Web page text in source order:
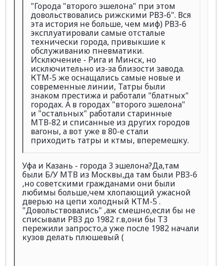
"Города "второго эшелона" при этом
довольствовались рижскими РВЗ-6". Вся
эта история не больше, чем миф) РВЗ-6
эксплуатировали самые отсталые
технически города, привыкшие к
обслуживанию пневматики.
Исключение - Рига и Минск, но
исключительно из-за близости завода.
КТМ-5 же оснащались самые новые и
современные линии, Татры были
знаком престижа и работали "блатных"
городах. А в городах "второго эшелона"
и "остальных" работали старинные
МТВ-82 и списанные из других городов
вагоны, а вот уже в 80-е стали
приходить татры и ктмы, вперемешку.
Уфа и Казань - города 3 эшелона?Да,там
были Б/У МТВ из Москвы,да там были РВЗ-6
,но советскими гражданами они были
любимы больше,чем хлопающий ужасной
дверью на цепи холодный КТМ-5 .
"Довольствовались" ,аж смешно,если бы не
списывали РВЗ до 1982 г.в,они бы Т3
пережили запросто,а уже после 1982 начали
кузов делать плюшевый (